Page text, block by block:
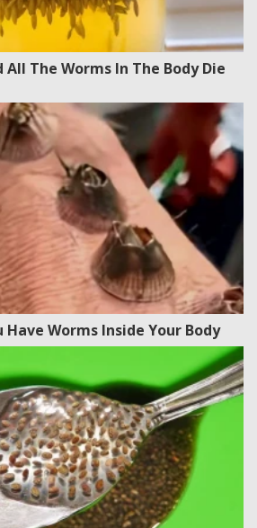
All The Worms In The Body Die
Have Worms Inside Your Body